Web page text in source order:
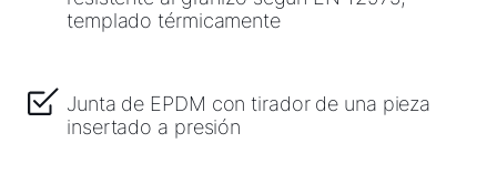
templado térmicamente
Junta de EPDM con tirador de una pieza
insertado a presión